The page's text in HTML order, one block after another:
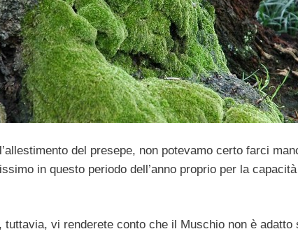
del presepe, non potevamo certo farci
in questo periodo dell’anno proprio per la capacità
tuttavia, vi renderete conto che il Muschio non è adatto